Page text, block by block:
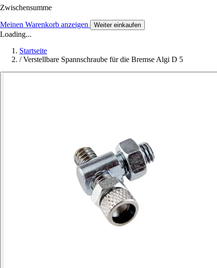
Zwischensumme
Meinen Warenkorb anzeigen Weiter einkaufen
Loading...
Startseite
/ Verstellbare Spannschraube für die Bremse Algi D 5